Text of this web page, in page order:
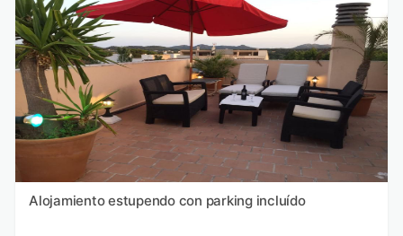
Alojamiento estupendo con parking incluído